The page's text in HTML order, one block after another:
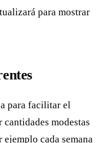
para mostrar
para facilitar el
modestas
cada semana